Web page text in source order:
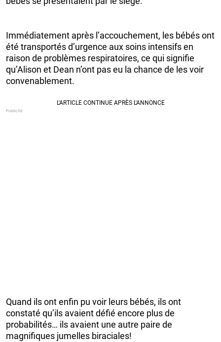
Immédiatement après l’accouchement, les bébés ont
été transportés d’urgence aux soins intensifs en
raison de problèmes respiratoires, ce qui signifie
qu’Alison et Dean n’ont pas eu la chance de les voir
convenablement.
Quand ils ont enfin pu voir leurs bébés, ils ont
constaté qu’ils avaient défié encore plus de
probabilités… ils avaient une autre paire de
magnifiques jumelles biraciales!